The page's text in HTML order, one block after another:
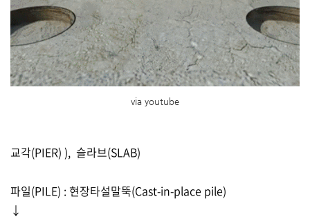
via youtube
교각(PIER) ), 슬라브(SLAB)
파일(PILE) : 현장타설말뚝(Cast-in-place pile)
↓